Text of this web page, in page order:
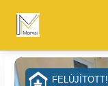
FELÚJÍTOTT!